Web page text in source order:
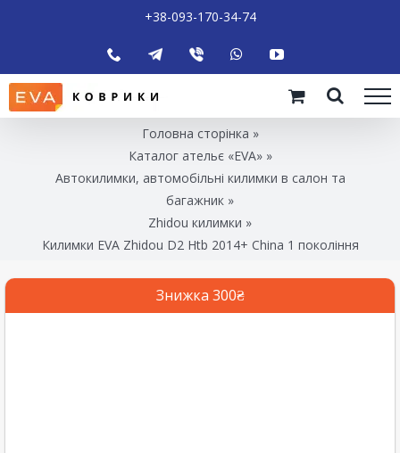
+38-093-170-34-74
Головна сторінка »
Каталог ательє «EVA»»
Автокилимки, автомобільні килимки в салон та
багажник »
Zhidou килимки »
Килимки EVA Zhidou D2 Htb 2014+ China 1 покоління
Знижка 300₴